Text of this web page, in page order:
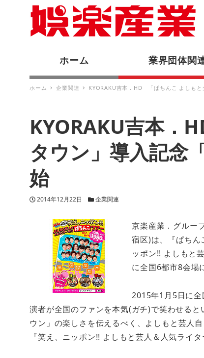
ホーム 業界団体関
ホーム 企業関連 KYORAKU吉本．HD 「ぱちんこ よしもと
KYORAKU吉本．
タウン」導入記念
始
投稿日
2014年12月22日 カテゴリー
企業関連
京楽産業．グルー
宿区)は、『ぱちん
ッポン!! よしもと
に全国6都市8会場
2015年1月5日に
演者が全国のファンを本気(ガチ)で笑わせる
ウン」の楽しさを伝えるべく、よしもと芸人
『笑え、ニッポン!! よしもと芸人＆人気ライ